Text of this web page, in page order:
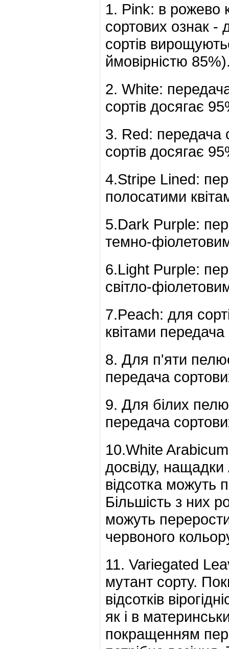
1. Pink: в рожево
сортових ознак -
сортів
ймовірністю
2. White:
сортів досягає
3. Red: передача
сортів досягає
4.Stripe Lined:
полосатими
5.Dark Purple:
темно-
6.Light Purple:
світло-
7.Peach: для
квітами
8. Для п'яти
передача
9. Для білих
передача
10.White
досвіду, нащадки
відсотка можуть
Більшість з них
можуть
червоного
11. Variegated
мутант сорту.
відсотків
як і в
покращенням